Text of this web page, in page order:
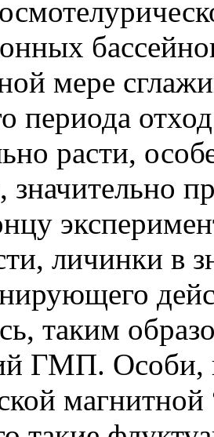
мере
периода
расти,
значительно
личинки в
таким
ГМП. Особи,
магнитной